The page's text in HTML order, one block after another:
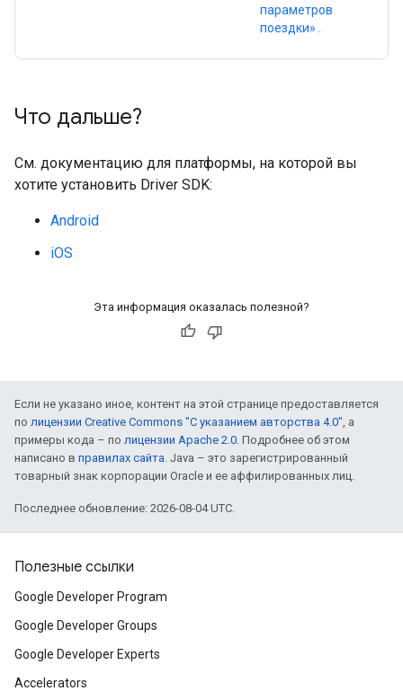
параметров
поездки»
Что дальше?
См. документацию для платформы, на которой вы
хотите установить Driver SDK:
Android
iOS
Эта информация оказалась полезной?
Если не указано иное, контент на этой странице предоставляется
по лицензии Creative Commons "С указанием авторства 4.0" , а
примеры кода – по лицензии Apache 2.0 . Подробнее об этом
написано в правилах сайта . Java – это зарегистрированный
товарный знак корпорации Oracle и ее аффилированных лиц.
Последнее обновление: 2026-08-04 UTC.
Полезные ссылки
Google Developer Program
Google Developer Groups
Google Developer Experts
Accelerators